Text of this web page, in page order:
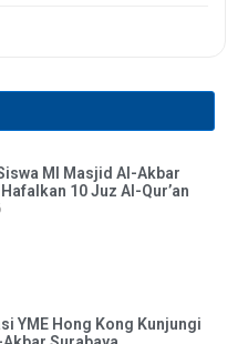
MI Masjid Al-Akbar
10 Juz Al-Qur’an
YME Hong Kong Kunjungi